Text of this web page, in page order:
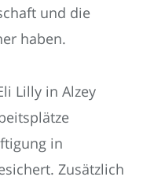
und die
haben.
Lilly in Alzey
in
Zusätzlich